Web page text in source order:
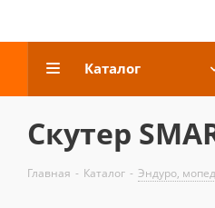
Каталог
Скутер
Главная - Каталог - Эндуро,